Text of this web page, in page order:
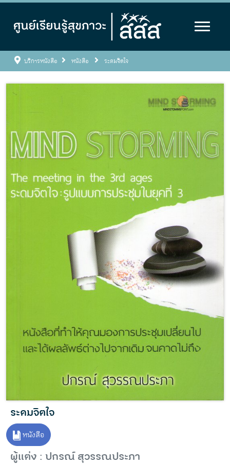
บริการหนังสือ หนังสือ ระดมจิตใจ
ระดมจิตใจ
หนังสือ
ผู้แต่ง : ปกรณ์ สุวรรณประภา